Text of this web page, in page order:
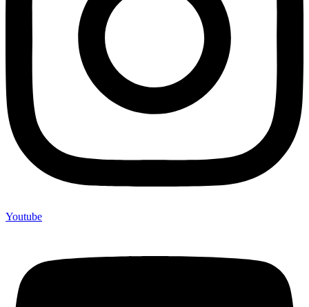
Youtube